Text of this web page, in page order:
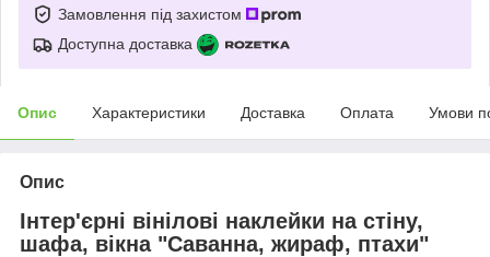
Замовлення під захистом
Доступна доставка
Опис Характеристики Доставка Оплата Умови
Опис
Інтер'єрні вінілові наклейки на стіну,
шафа, вікна "Саванна, жираф, птахи"